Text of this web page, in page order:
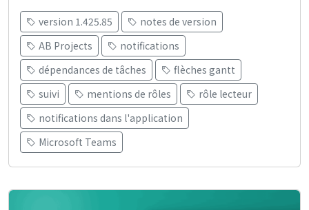
version 1.425.85
notes de version
AB Projects
notifications
dépendances de tâches
flèches gantt
suivi
mentions de rôles
rôle lecteur
notifications dans l'application
Microsoft Teams